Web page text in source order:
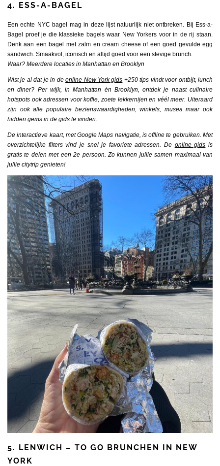
4. ESS-A-BAGEL
Een echte NYC bagel mag in deze lijst natuurlijk niet ontbreken. Bij Ess-a-
Bagel proef je die klassieke bagels waar New Yorkers voor in de rij staan.
Denk aan een bagel met zalm en cream cheese of een goed gevulde egg
sandwich. Smaakvol, iconisch en altijd goed voor een stevige brunch.
Waar? Meerdere locaties in Manhattan en Brooklyn
Wist je al dat je in deonline New York gids +250 tips vindt voor ontbijt, lunch
en diner? Per wijk, in Manhattan én Brooklyn, ontdek je naast culinaire
hotspots ook adressen voor koffie, zoete lekkernijen en véél meer. Uiteraard
zijn ook alle populaire bezienswaardigheden, winkels, musea maar ook
hidden gems in de gids te vinden.
Deinteractieve kaart, met Google Maps navigatie, is offline te gebruiken. Met
overzichtelijke filters vind je snel je favoriete adressen. De online gids is
gratis te delen met een 2e persoon. Zo kunnen jullie samen maximaal van
jullie citytrip genieten!
5. LENWICH – TO GO BRUNCHEN IN NEW
YORK